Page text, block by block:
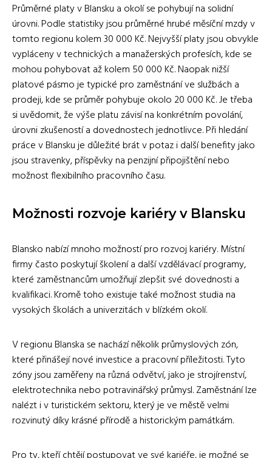
Průměrné platy v Blansku a okolí se pohybují na solidní
úrovni. Podle statistiky jsou průměrné hrubé měsíční mzdy v
tomto regionu kolem 30 000 Kč. Nejvyšší platy jsou obvykle
vypláceny v technických a manažerských profesích, kde se
mohou pohybovat až kolem 50 000 Kč. Naopak nižší
platové pásmo je typické pro zaměstnání ve službách a
prodeji, kde se průměr pohybuje okolo 20 000 Kč. Je třeba
si uvědomit, že výše platu závisí na konkrétním povolání,
úrovni zkušeností a dovednostech jednotlivce. Při hledání
práce v Blansku je důležité brát v potaz i další benefity jako
jsou stravenky, příspěvky na penzijní připojištění nebo
možnost flexibilního pracovního času.
Možnosti rozvoje kariéry v Blansku
Blansko nabízí mnoho možností pro rozvoj kariéry. Místní
firmy často poskytují školení a další vzdělávací programy,
které zaměstnancům umožňují zlepšit své dovednosti a
kvalifikaci. Kromě toho existuje také možnost studia na
vysokých školách a univerzitách v blízkém okolí.
V regionu Blanska se nachází několik průmyslových zón,
které přinášejí nové investice a pracovní příležitosti. Tyto
zóny jsou zaměřeny na různá odvětví, jako je strojírenství,
elektrotechnika nebo potravinářský průmysl. Zaměstnání lze
nalézt i v turistickém sektoru, který je ve městě velmi
rozvinutý díky krásné přírodě a historickým památkám.